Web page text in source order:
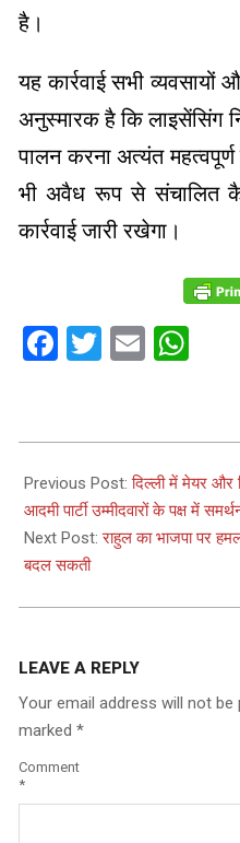
है।
यह कार्रवाई सभी
अनुस्मारक है कि लाइसेंसिंग
पालन करना अत्यंत
भी अवैध रूप से संचालित
कार्रवाई जारी रखेगा।
Facebook
Twitter
Email
04-
20
Previous Post:दिल्ली में मेयर और
आदमी पार्टी उम्मीदवारों के पक्ष में
Next Post:राहुल का भाजपा पर
बदल सकती
LEAVE A REPLY
Your email address will not be
marked *
Comment
*